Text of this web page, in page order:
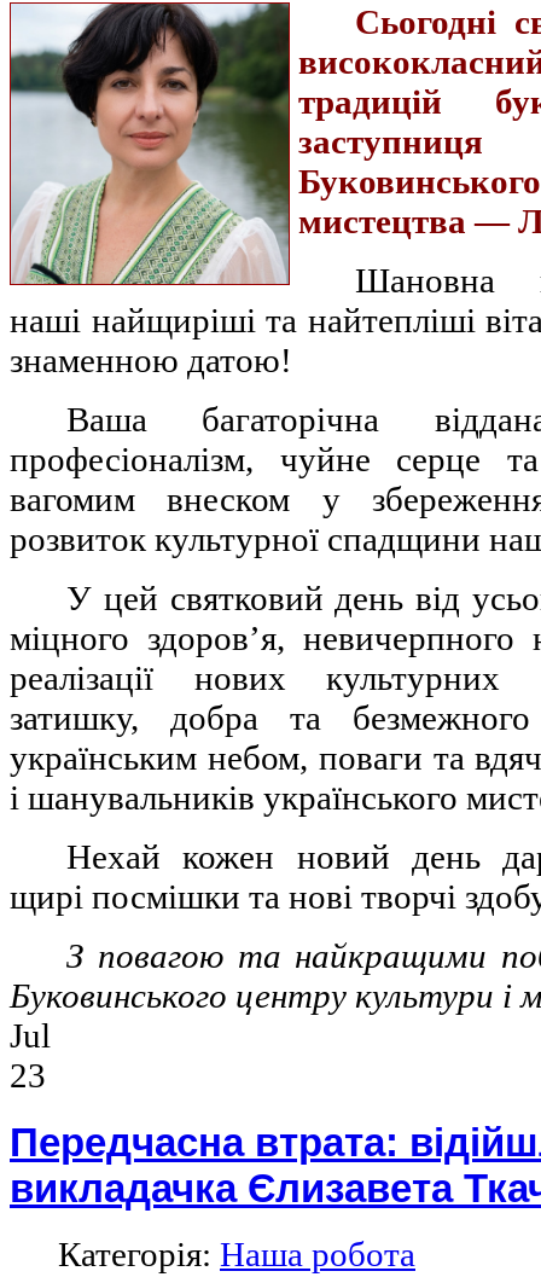
Сьогодні
традицій
мистецтва —
Шановна
наші найщиріші та найтепліші
знаменною датою!
Ваша багаторічна
професіоналізм, чуйне серце
вагомим внеском у
розвиток культурної спадщини
У цей святковий день від
міцного здоров’я,
реалізації нових культурних
затишку, добра та
українським небом, поваги та
і шанувальників українського
Нехай кожен новий день
щирі посмішки та нові творчі
З повагою та найкращими
Буковинського центру культури і
Jul
23
Передчасна втрата:
викладачка Єлизавета
Категорія: Наша робота